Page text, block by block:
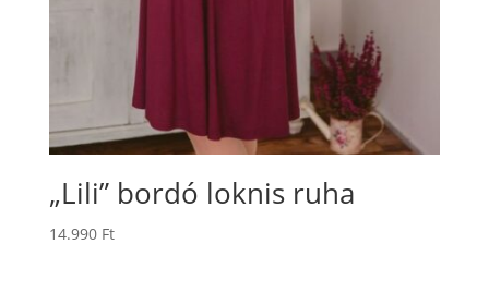
„Lili” bordó loknis ruha
14.990 Ft